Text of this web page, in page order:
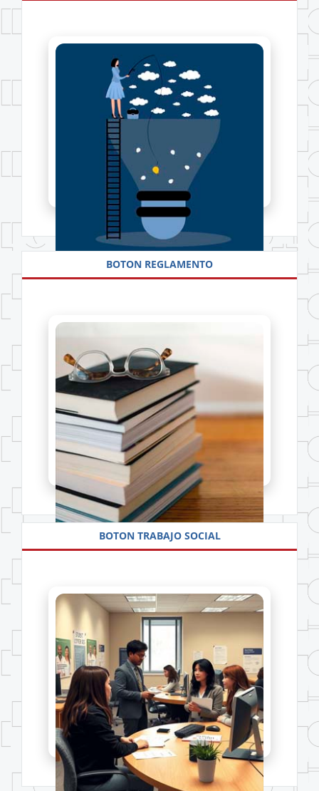
CAPACITACIÓN ADMINISTRATIVA
Más información
Accede a los cursos de capacitación.
Ver detalles
BOTON REGLAMENTO
REGLAMENTO INTERNO
Más información
Accede a reglamento
Ver detalles
BOTON TRABAJO SOCIAL
Más información
Accede a Trabajo Social.
Ver detalles